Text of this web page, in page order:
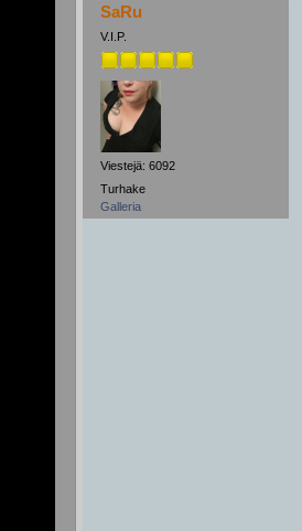
SaRu
V.I.P.
Viestejä: 6092
Turhake
Galleria